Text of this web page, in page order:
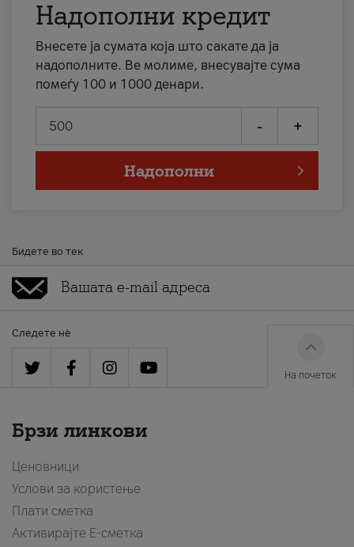
Надополни кредит
Внесете ја сумата која што сакате да ја
надополните. Ве молиме, внесувајте сума
помеѓу 100 и 1000 денари.
- +
Надополни
Бидете во тек
Следете нè
На почеток
Брзи линкови
Ценовници
Услови за користење
Плати сметка
Активирајте Е-сметка